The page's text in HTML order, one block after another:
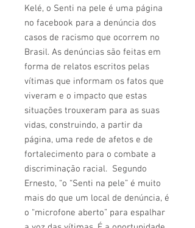
Kelé, o Senti na pele é uma página
no facebook para a denúncia dos
casos de racismo que ocorrem no
Brasil. As denúncias são feitas em
forma de relatos escritos pelas
vítimas que informam os fatos que
viveram e o impacto que estas
situações trouxeram para as suas
vidas, construindo, a partir da
página, uma rede de afetos e de
fortalecimento para o combate a
discriminação racial. Segundo
Ernesto, “o “Senti na pele” é muito
mais do que um local de denúncia, é
o “microfone aberto” para espalhar